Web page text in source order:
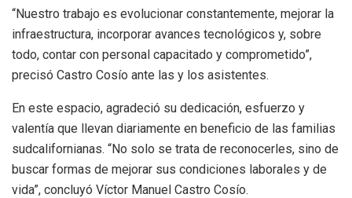
“Nuestro trabajo es evolucionar constantemente, mejorar la
infraestructura, incorporar avances tecnológicos y, sobre
todo, contar con personal capacitado y comprometido”,
precisó Castro Cosío ante las y los asistentes.
En este espacio, agradeció su dedicación, esfuerzo y
valentía que llevan diariamente en beneficio de las familias
sudcalifornianas. “No solo se trata de reconocerles, sino de
buscar formas de mejorar sus condiciones laborales y de
vida”, concluyó Víctor Manuel Castro Cosío.